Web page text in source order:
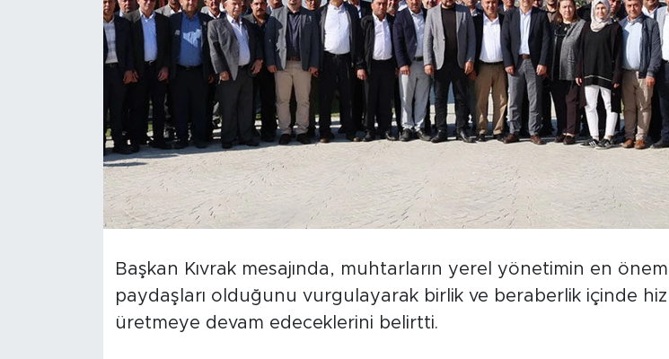
Başkan Kıvrak mesajında, muhtarların yerel yönetimin en
paydaşları olduğunu vurgulayarak birlik ve beraberlik içinde
üretmeye devam edeceklerini belirtti.